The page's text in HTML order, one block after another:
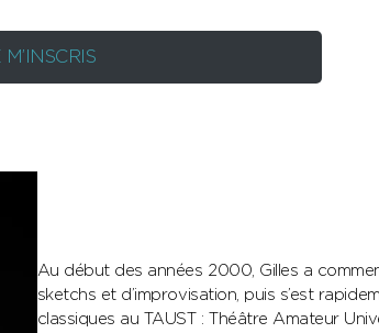
M’INSCRIS
Au début des années 2000, Gilles a
sketchs et d’improvisation, puis s’est
classiques au TAUST : Théâtre Amateur